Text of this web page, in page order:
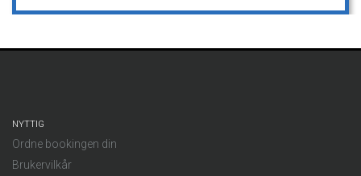
NYTTIG
Ordne bookingen din
Brukervilkår